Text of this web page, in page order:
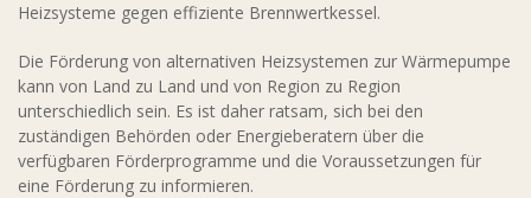
Heizsysteme gegen effiziente Brennwertkessel.
Die Förderung von alternativen Heizsystemen zur Wärmepumpe
kann von Land zu Land und von Region zu Region
unterschiedlich sein. Es ist daher ratsam, sich bei den
zuständigen Behörden oder Energieberatern über die
verfügbaren Förderprogramme und die Voraussetzungen für
eine Förderung zu informieren.